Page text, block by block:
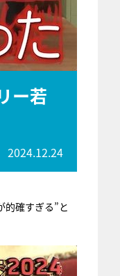
ー若
2024.12.24
的確すぎる”と